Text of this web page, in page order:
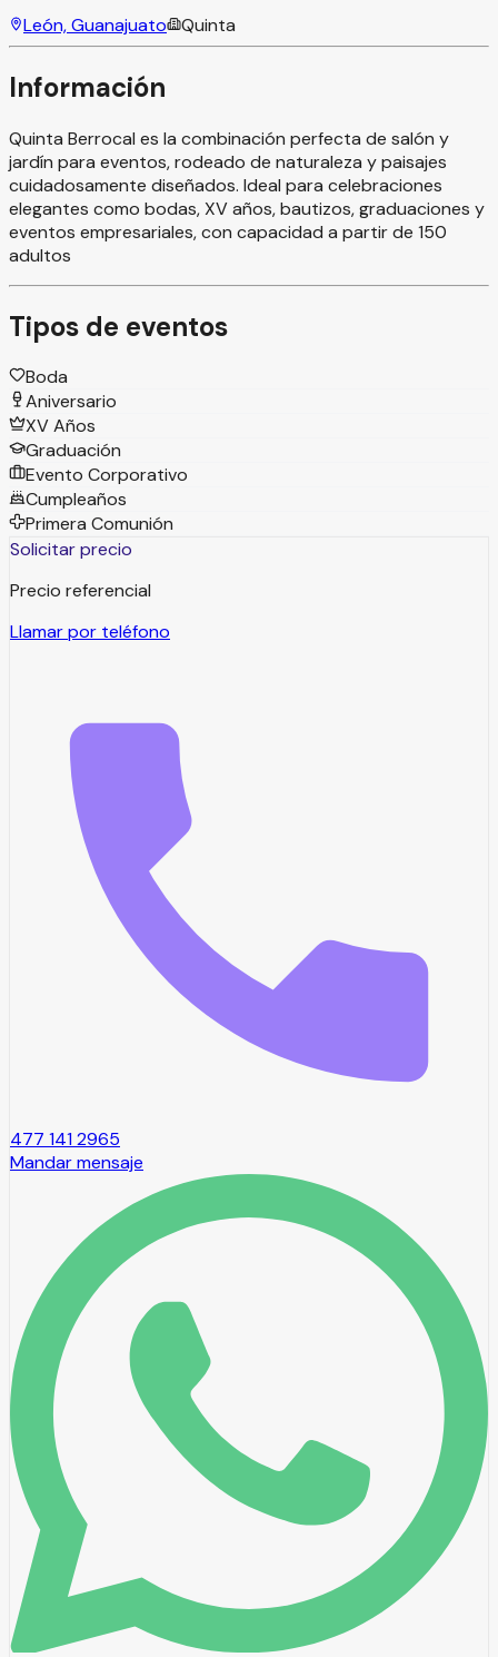
León, Guanajuato Quinta
Información
Quinta Berrocal es la combinación perfecta de salón y
jardín para eventos, rodeado de naturaleza y paisajes
cuidadosamente diseñados. Ideal para celebraciones
elegantes como bodas, XV años, bautizos, graduaciones y
eventos empresariales, con capacidad a partir de 150
adultos
Tipos de eventos
Boda
Aniversario
XV Años
Graduación
Evento Corporativo
Cumpleaños
Primera Comunión
Solicitar precio
Precio referencial
Llamar por teléfono
477 141 2965
Mandar mensaje